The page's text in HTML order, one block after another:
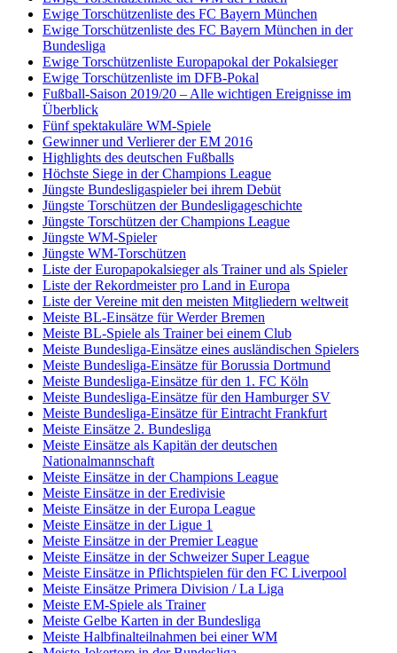
Ewige Torschützenliste des FC Bayern München
Ewige Torschützenliste des FC Bayern München in der
Bundesliga
Ewige Torschützenliste Europapokal der Pokalsieger
Ewige Torschützenliste im DFB-Pokal
Fußball-Saison 2019/20 – Alle wichtigen Ereignisse im
Überblick
Fünf spektakuläre WM-Spiele
Gewinner und Verlierer der EM 2016
Highlights des deutschen Fußballs
Höchste Siege in der Champions League
Jüngste Bundesligaspieler bei ihrem Debüt
Jüngste Torschützen der Bundesligageschichte
Jüngste Torschützen der Champions League
Jüngste WM-Spieler
Jüngste WM-Torschützen
Liste der Europapokalsieger als Trainer und als Spieler
Liste der Rekordmeister pro Land in Europa
Liste der Vereine mit den meisten Mitgliedern weltweit
Meiste BL-Einsätze für Werder Bremen
Meiste BL-Spiele als Trainer bei einem Club
Meiste Bundesliga-Einsätze eines ausländischen Spielers
Meiste Bundesliga-Einsätze für Borussia Dortmund
Meiste Bundesliga-Einsätze für den 1. FC Köln
Meiste Bundesliga-Einsätze für den Hamburger SV
Meiste Bundesliga-Einsätze für Eintracht Frankfurt
Meiste Einsätze 2. Bundesliga
Meiste Einsätze als Kapitän der deutschen
Nationalmannschaft
Meiste Einsätze in der Champions League
Meiste Einsätze in der Eredivisie
Meiste Einsätze in der Europa League
Meiste Einsätze in der Ligue 1
Meiste Einsätze in der Premier League
Meiste Einsätze in der Schweizer Super League
Meiste Einsätze in Pflichtspielen für den FC Liverpool
Meiste Einsätze Primera Division / La Liga
Meiste EM-Spiele als Trainer
Meiste Gelbe Karten in der Bundesliga
Meiste Halbfinalteilnahmen bei einer WM